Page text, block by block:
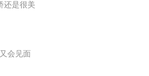
还是很美
会见面